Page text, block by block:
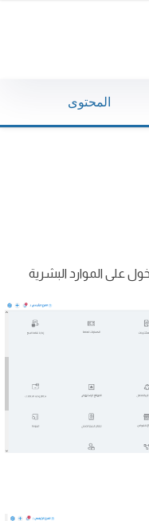
المحتوى
على الموارد البشرية